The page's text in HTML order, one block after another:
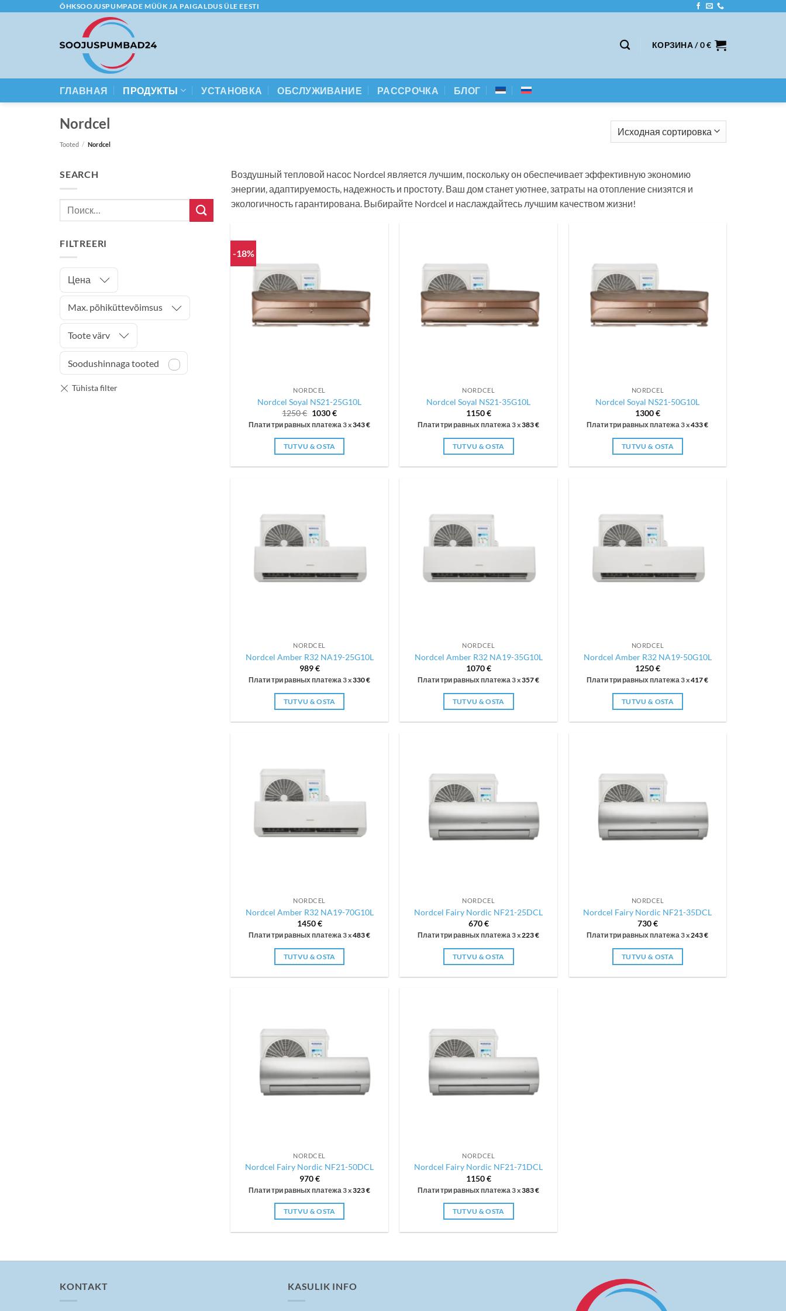
ÕHKSOOJUSPUMPADE MÜÜK JA PAIGALDUS ÜLE EESTI
КОРЗИНА /0€
ГЛАВНАЯ ПРОДУКТЫ УСТАНОВКА ОБСЛУЖИВАНИЕ РАССРОЧКА БЛОГ
Nordcel
Tooted / Nordcel
SEARCH
Искать:
FILTREERI
Цена
Max. põhiküttevõimsus
Toote värv
Soodushinnaga tooted
Воздушный тепловой насос Nordcel является лучшим, поскольку он обеспечивает эффективную экономию
энергии, адаптируемость, надежность и простоту. Ваш дом станет уютнее, затраты на отопление снизятся и
экологичность гарантирована. Выбирайте Nordcel и наслаждайтесь лучшим качеством жизни!
-18%
NORDCEL
Nordcel Soyal NS21-25G10L
1250€ Первоначальная
составляла
1250 €.
1030€Текущая
цена:
1030 €.
Плати три равных платежа 3 x343€
TUTVU & OSTA
NORDCEL
Nordcel Soyal NS21-35G10L
1150€
Плати три равных платежа 3 x383€
TUTVU & OSTA
NORDCEL
Nordcel Soyal NS21-50G10L
1300€
Плати три равных платежа 3 x433€
TUTVU & OSTA
NORDCEL
Nordcel Amber R32 NA19-25G10L
989€
Плати три равных платежа 3 x330€
TUTVU & OSTA
NORDCEL
Nordcel Amber R32 NA19-35G10L
1070€
Плати три равных платежа 3 x357€
TUTVU & OSTA
NORDCEL
Nordcel Amber R32 NA19-50G10L
1250€
Плати три равных платежа 3 x417€
TUTVU & OSTA
NORDCEL
Nordcel Amber R32 NA19-70G10L
1450€
Плати три равных платежа 3 x483€
TUTVU & OSTA
NORDCEL
Nordcel Fairy Nordic NF21-25DCL
670€
Плати три равных платежа 3 x223€
TUTVU & OSTA
NORDCEL
Nordcel Fairy Nordic NF21-35DCL
730€
Плати три равных платежа 3 x243€
TUTVU & OSTA
NORDCEL
Nordcel Fairy Nordic NF21-50DCL
970€
Плати три равных платежа 3 x323€
TUTVU & OSTA
NORDCEL
Nordcel Fairy Nordic NF21-71DCL
1150€
Плати три равных платежа 3 x383€
TUTVU & OSTA
KONTAKT KASULIK INFO